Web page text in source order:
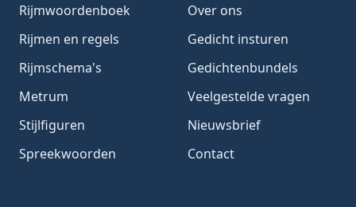
Rijmwoordenboek
Rijmen en regels
Rijmschema's
Metrum
Stijlfiguren
Spreekwoorden
Over ons
Gedicht insturen
Gedichtenbundels
Veelgestelde vragen
Nieuwsbrief
Contact